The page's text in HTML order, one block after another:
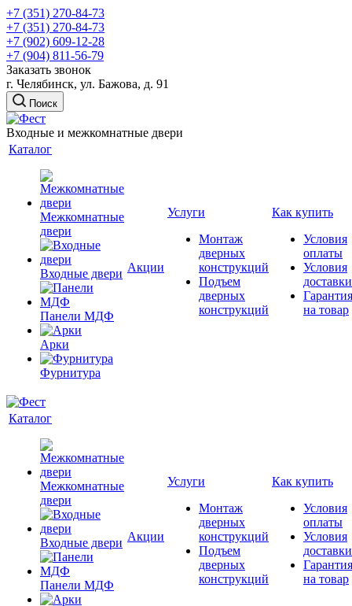
+7 (351) 270-84-73
+7 (351) 270-84-73
+7 (902) 609-12-28
+7 (904) 811-56-79
Заказать звонок
г. Челябинск, ул. Бажова, д. 91
Поиск
Входные и межкомнатные двери
Каталог
Межкомнатные
двери
Входные двери
Панели МДФ
Арки
Фурнитура
Акции
Услуги
Монтаж
дверных
конструкций
Подъем
дверных
конструкций
Как купить
Условия
оплаты
Условия
доставки
Гарантия
на товар
Каталог
Межкомнатные
двери
Входные двери
Панели МДФ
Акции
Услуги
Монтаж
дверных
конструкций
Подъем
дверных
конструкций
Как купить
Условия
оплаты
Условия
доставки
Гарантия
на товар